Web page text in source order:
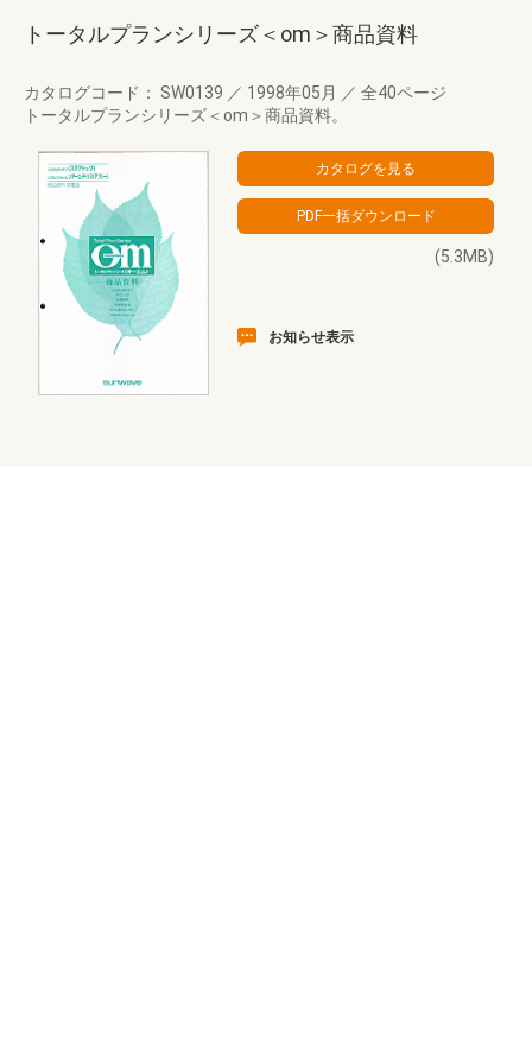
トータルプランシリーズ＜om＞商品資料
カタログコード： SW0139 ／ 1998年05月 ／ 全40ページ
トータルプランシリーズ＜om＞商品資料。
(5.3MB)
お知らせ表示